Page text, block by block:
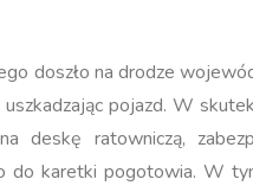
doszło na drodze
pojazd. W
deskę ratowniczą,
do karetki pogotowia. W